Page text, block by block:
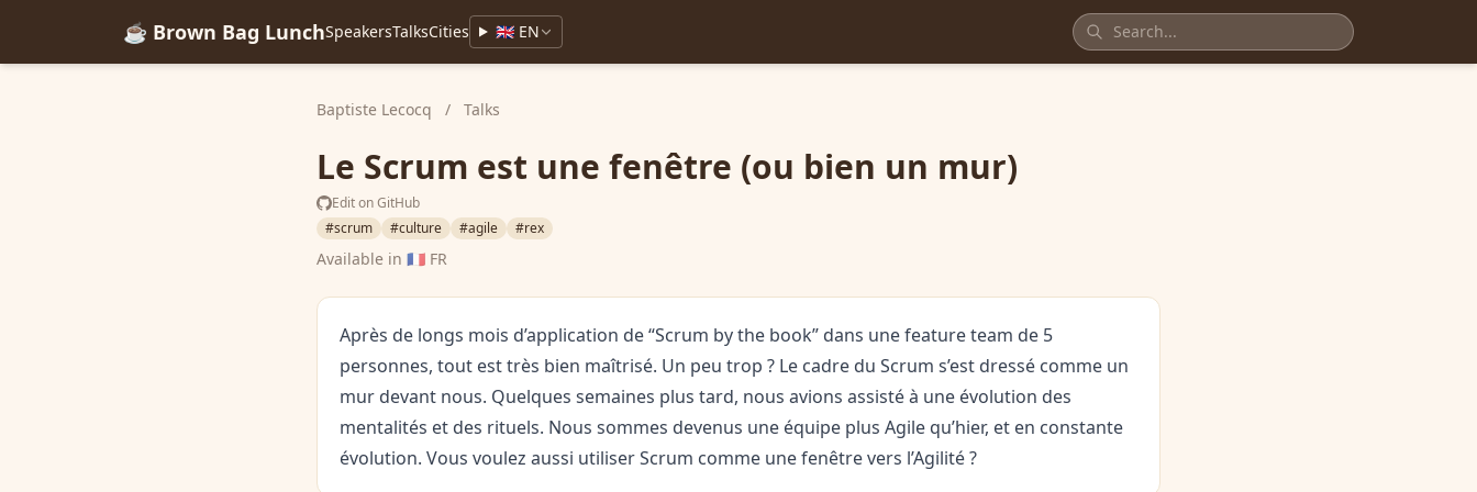
☕ Brown Bag LunchSpeakersTalksCities 🇬🇧 EN
Baptiste Lecocq / Talks
Le Scrum est une fenêtre (ou bien un mur)
Edit on GitHub
#scrum
#culture #agile #rex
Available in 🇫🇷 FR
Après de longs mois d’application de “Scrum by the book” dans une feature team de 5
personnes, tout est très bien maîtrisé. Un peu trop ? Le cadre du Scrum s’est dressé comme un
mur devant nous. Quelques semaines plus tard, nous avions assisté à une évolution des
mentalités et des rituels. Nous sommes devenus une équipe plus Agile qu’hier, et en constante
évolution. Vous voulez aussi utiliser Scrum comme une fenêtre vers l’Agilité ?